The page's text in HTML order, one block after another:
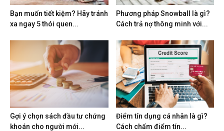
Bạn muốn tiết kiệm? Hãy tránh
xa ngay 5 thói quen...
Phương pháp Snowball là gì?
Cách trả nợ thông minh với...
Gợi ý chọn sách đầu tư chứng
khoán cho người mới...
Điểm tín dụng cá nhân là gì?
Cách chấm điểm tín...